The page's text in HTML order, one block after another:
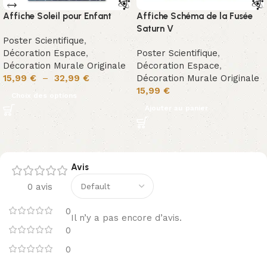
Affiche Soleil pour Enfant
Poster Scientifique,
Décoration Espace,
Décoration Murale Originale
15,99€ – 32,99 €
Choix des options
Affiche Schéma de la Fusée
Saturn V
Poster Scientifique,
Décoration Espace,
Décoration Murale Originale
15,99 €
Ajouter au panier
0 avis
0
0
0
Avis
Il n’y a pas encore d’avis.